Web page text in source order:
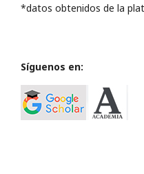
*datos obtenidos de la
Síguenos en: